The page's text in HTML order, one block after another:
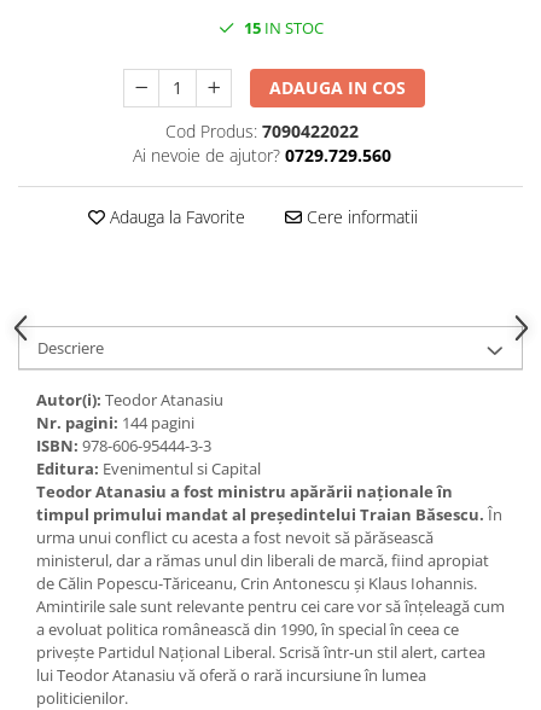
15IN STOC
ADAUGA IN COS
Cod Produs: 7090422022
Ai nevoie de ajutor? 0729.729.560
Adauga la Favorite Cere informatii
Descriere
Autor(i): Teodor Atanasiu
Nr. pagini: 144 pagini
ISBN: 978-606-95444-3-3
Editura: Evenimentul si Capital
Teodor Atanasiu a fost ministru apărării naționale în
timpul primului mandat al președintelui Traian Băsescu. În
urma unui conflict cu acesta a fost nevoit să părăsească
ministerul, dar a rămas unul din liberali de marcă, fiind apropiat
de Călin Popescu-Tăriceanu, Crin Antonescu și Klaus Iohannis.
Amintirile sale sunt relevante pentru cei care vor să înțeleagă cum
a evoluat politica românească din 1990, în special în ceea ce
privește Partidul Național Liberal. Scrisă într-un stil alert, cartea
lui Teodor Atanasiu vă oferă o rară incursiune în lumea
politicienilor.